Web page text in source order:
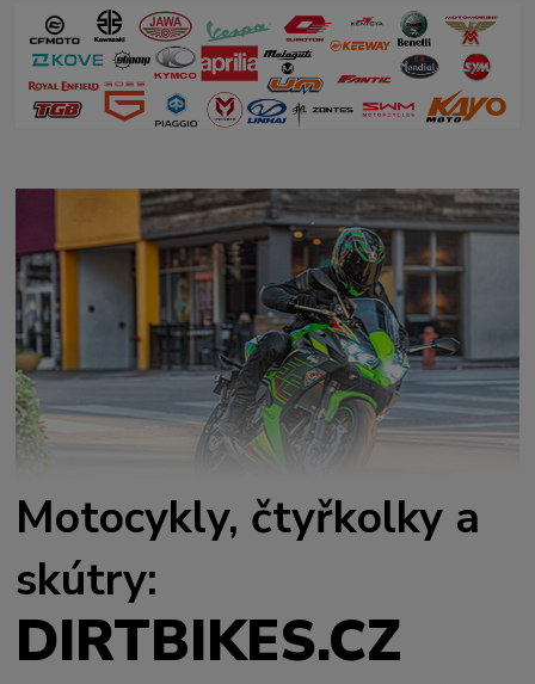
Motocykly, čtyřkolky a
skútry:
DIRTBIKES.CZ